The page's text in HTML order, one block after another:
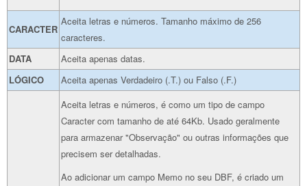
CARACTER
Aceita letras e números. Tamanho máximo de 256
caracteres.
DATA
Aceita apenas datas.
LÓGICO
Aceita apenas Verdadeiro (.T.) ou Falso (.F.)
Aceita letras e números, é como um tipo de campo
Caracter com tamanho de até 64Kb. Usado geralmente
para armazenar "Observação" ou outras informações que
precisem ser detalhadas.
Ao adicionar um campo Memo no seu DBF, é criado um